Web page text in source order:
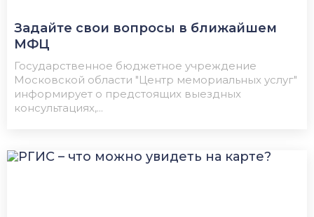
Задайте свои вопросы в ближайшем
МФЦ
Государственное бюджетное учреждение
Московской области "Центр мемориальных услуг"
информирует о предстоящих выездных
консультациях,...